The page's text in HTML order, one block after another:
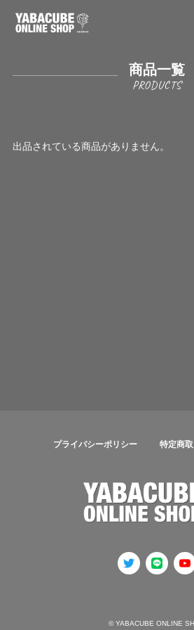
商品一覧
出品されている商品がありません。
プライバシーポリシー 特定商
© YABACUBE ONLINE